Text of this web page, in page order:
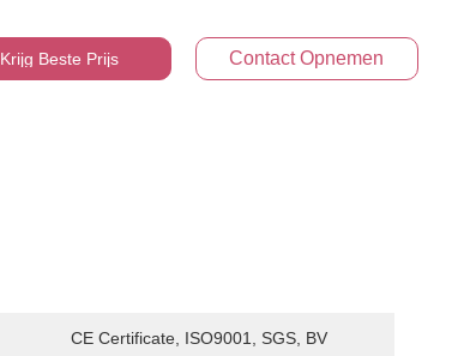
Krijg Beste Prijs Contact Opnemen
CE Certificate, ISO9001, SGS, BV